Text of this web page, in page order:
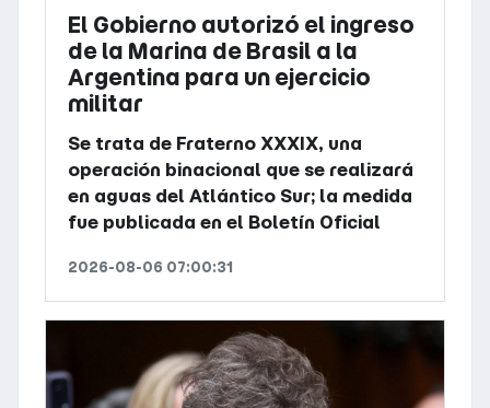
El Gobierno autorizó el ingreso
de la Marina de Brasil a la
Argentina para un ejercicio
militar
Se trata de Fraterno XXXIX, una
operación binacional que se realizará
en aguas del Atlántico Sur; la medida
fue publicada en el Boletín Oficial
2026-08-06 07:00:31